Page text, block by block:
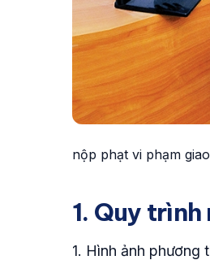
nộp phạt vi phạm
1. Quy
1. Hình ảnh